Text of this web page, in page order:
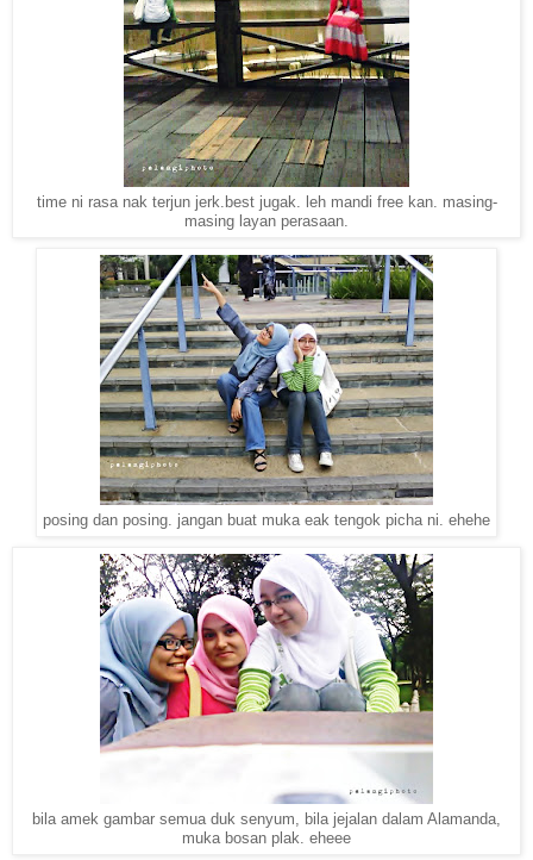
time ni rasa nak terjun jerk.best jugak. leh mandi free kan. masing-
masing layan perasaan.
posing dan posing. jangan buat muka eak tengok picha ni. ehehe
bila amek gambar semua duk senyum, bila jejalan dalam Alamanda,
muka bosan plak. eheee